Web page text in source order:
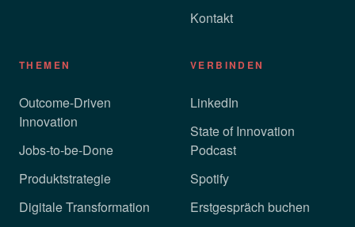
Kontakt
THEMEN
Outcome-Driven
Innovation
Jobs-to-be-Done
Produktstrategie
Digitale Transformation
VERBINDEN
LinkedIn
State of Innovation
Podcast
Spotify
Erstgespräch buchen